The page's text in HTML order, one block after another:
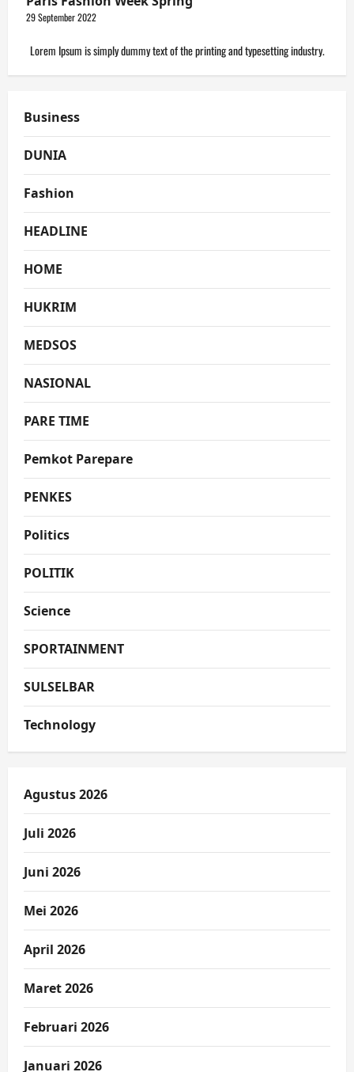
29 September 2022
Lorem Ipsum is simply dummy text of the printing and typesetting industry.
Business
DUNIA
Fashion
HEADLINE
HOME
HUKRIM
MEDSOS
NASIONAL
PARE TIME
Pemkot Parepare
PENKES
Politics
POLITIK
Science
SPORTAINMENT
SULSELBAR
Technology
Agustus 2026
Juli 2026
Juni 2026
Mei 2026
April 2026
Maret 2026
Februari 2026
Januari 2026